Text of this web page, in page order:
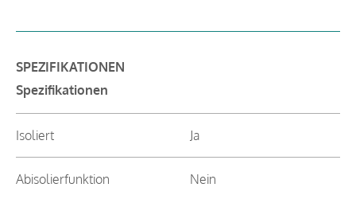
SPEZIFIKATIONEN
Spezifikationen
Isoliert Ja
Abisolierfunktion Nein